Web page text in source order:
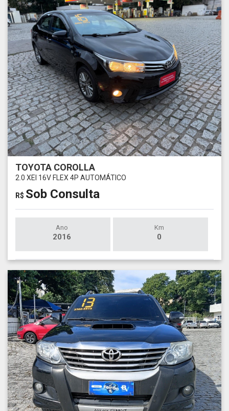
TOYOTA COROLLA
2.0 XEI 16V FLEX 4P AUTOMÁTICO
R$ Sob Consulta
Ano
2016
Km
0